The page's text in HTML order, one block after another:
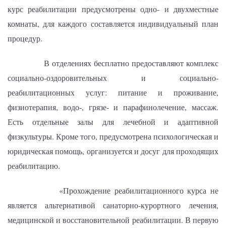
курс реабилитации предусмотрены одно- и двухместные
комнаты, для каждого составляется индивидуальный план
процедур.
В отделениях бесплатно предоставляют комплекс
социально-оздоровительных и социально-
реабилитационных услуг: питание и проживание,
физиотерапия, водо-, грязе- и парафинолечение, массаж.
Есть отдельные залы для лечебной и адаптивной
физкультуры. Кроме того, предусмотрена психологическая и
юридическая помощь, организуется и досуг для проходящих
реабилитацию.
«Прохождение реабилитационного курса не
является альтернативой санаторно-курортного лечения,
медицинской и восстановительной реабилитации. В первую